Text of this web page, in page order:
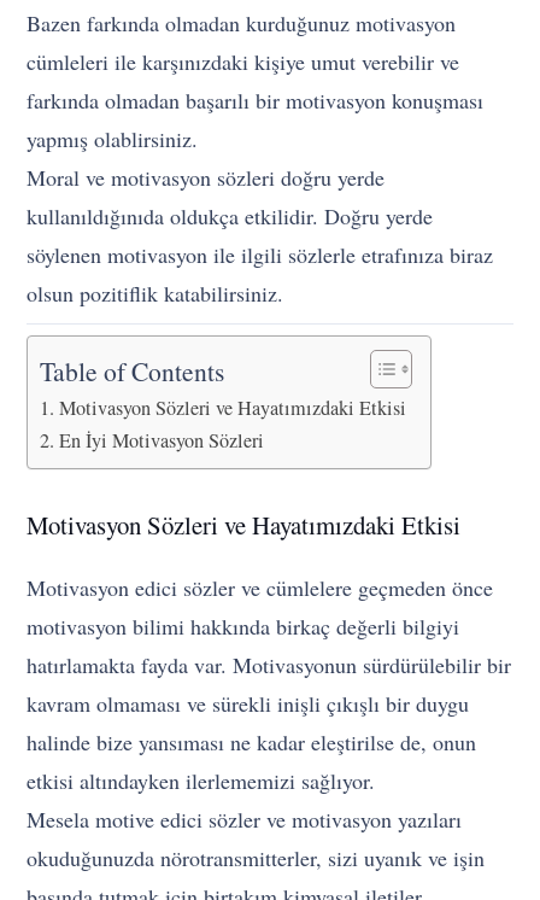
Bazen farkında olmadan kurduğunuz motivasyon
cümleleri ile karşınızdaki kişiye umut verebilir ve
farkında olmadan başarılı bir motivasyon konuşması
yapmış olablirsiniz.
Moral ve motivasyon sözleri doğru yerde
kullanıldığınıda oldukça etkilidir. Doğru yerde
söylenen motivasyon ile ilgili sözlerle etrafınıza biraz
olsun pozitiflik katabilirsiniz.
Table of Contents
Motivasyon Sözleri ve Hayatımızdaki Etkisi
En İyi Motivasyon Sözleri
Motivasyon Sözleri ve Hayatımızdaki Etkisi
Motivasyon edici sözler ve cümlelere geçmeden önce
motivasyon bilimi hakkında birkaç değerli bilgiyi
hatırlamakta fayda var. Motivasyonun sürdürülebilir bir
kavram olmaması ve sürekli inişli çıkışlı bir duygu
halinde bize yansıması ne kadar eleştirilse de, onun
etkisi altındayken ilerlememizi sağlıyor.
Mesela motive edici sözler ve motivasyon yazıları
okuduğunuzda nörotransmitterler, sizi uyanık ve işin